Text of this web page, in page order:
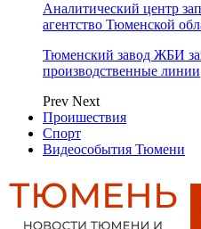
Аналитический центр
агентство Тюменской
Тюменский завод ЖБИ
производственные линии
Prev Next
Проишествия
Спорт
Видеособытия Тюмени